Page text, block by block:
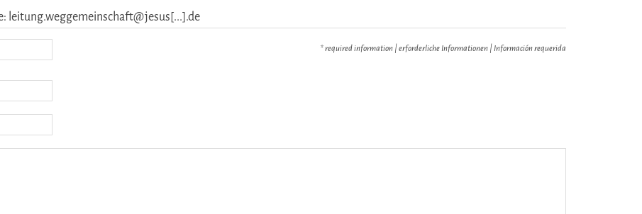
leitung.weggemeinschaft@jesus[...].de
* required information | erforderliche Informationen | Información requerida